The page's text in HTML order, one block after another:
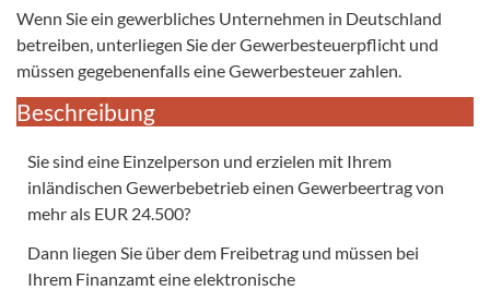
Wenn Sie ein gewerbliches Unternehmen in Deutschland
betreiben, unterliegen Sie der Gewerbesteuerpflicht und
müssen gegebenenfalls eine Gewerbesteuer zahlen.
Beschreibung
Sie sind eine Einzelperson und erzielen mit Ihrem
inländischen Gewerbebetrieb einen Gewerbeertrag von
mehr als EUR 24.500?
Dann liegen Sie über dem Freibetrag und müssen bei
Ihrem Finanzamt eine elektronische